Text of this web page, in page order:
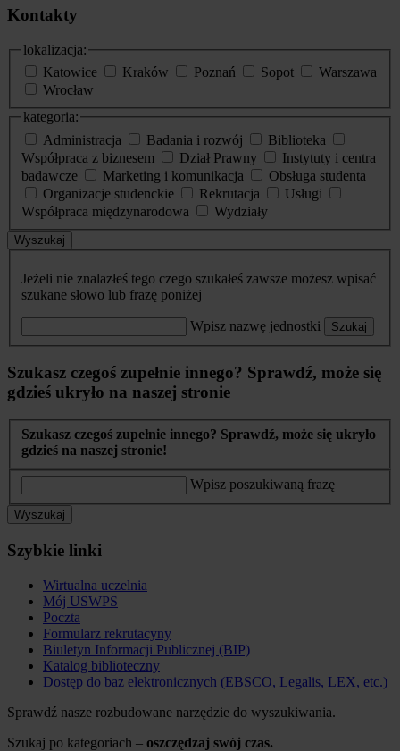
Kontakty
lokalizacja:
Katowice
Kraków Poznań Sopot
Warszawa
Wrocław
kategoria:
Administracja
Badania i rozwój
Biblioteka
Współpraca z biznesem
Dział Prawny
Instytuty i centra
badawcze
Marketing i komunikacja
Obsługa studenta
Organizacje studenckie
Rekrutacja
Usługi
Współpraca międzynarodowa
Wydziały
Wyszukaj
Jeżeli nie znalazłeś tego czego szukałeś zawsze możesz wpisać
szukane słowo lub frazę poniżej
Wpisz nazwę jednostki Szukaj
Szukasz czegoś zupełnie innego? Sprawdź, może się
gdzieś ukryło na naszej stronie
Szukasz czegoś zupełnie innego? Sprawdź, może się ukryło
gdzieś na naszej stronie!
Wpisz poszukiwaną frazę
Wyszukaj
Szybkie linki
Wirtualna uczelnia
Mój USWPS
Poczta
Formularz rekrutacyny
Biuletyn Informacji Publicznej (BIP)
Katalog biblioteczny
Dostęp do baz elektronicznych (EBSCO, Legalis, LEX, etc.)
Sprawdź nasze rozbudowane narzędzie do wyszukiwania.
Szukaj po kategoriach – oszczędzaj swój czas.